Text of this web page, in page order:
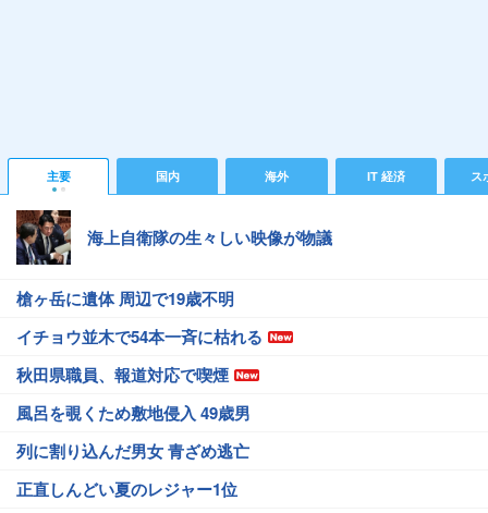
主要 国内 海外 IT 経済 ス
海上自衛隊の生々しい映像が物議
槍ヶ岳に遺体 周辺で19歳不明
イチョウ並木で54本一斉に枯れる
秋田県職員、報道対応で喫煙
風呂を覗くため敷地侵入 49歳男
列に割り込んだ男女 青ざめ逃亡
正直しんどい夏のレジャー1位